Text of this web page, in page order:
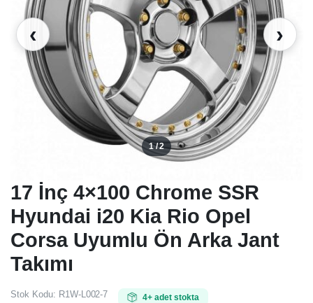
‹
1 / 2
›
17 İnç 4×100 Chrome SSR
Hyundai i20 Kia Rio Opel
Corsa Uyumlu Ön Arka Jant
Takımı
Stok Kodu: R1W-L002-7 4+ adet stokta